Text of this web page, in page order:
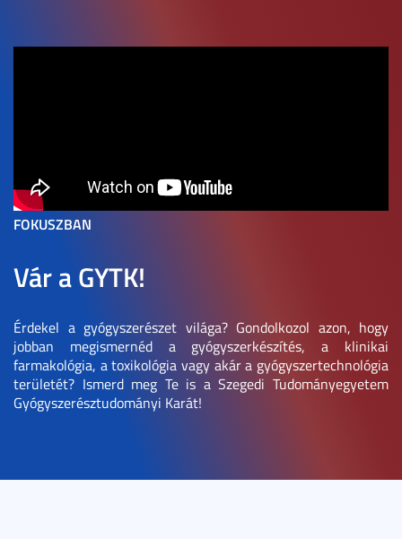
FOKUSZBAN
Vár a GYTK!
Érdekel a gyógyszerészet világa? Gondolkozol azon, hogy
jobban megismernéd a gyógyszerkészítés, a klinikai
farmakológia, a toxikológia vagy akár a gyógyszertechnológia
területét? Ismerd meg Te is a Szegedi Tudományegyetem
Gyógyszerésztudományi Karát!